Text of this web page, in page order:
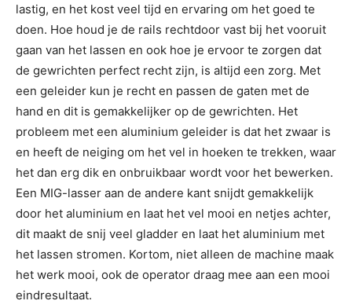
lastig, en het kost veel tijd en ervaring om het goed te
doen. Hoe houd je de rails rechtdoor vast bij het vooruit
gaan van het lassen en ook hoe je ervoor te zorgen dat
de gewrichten perfect recht zijn, is altijd een zorg. Met
een geleider kun je recht en passen de gaten met de
hand en dit is gemakkelijker op de gewrichten. Het
probleem met een aluminium geleider is dat het zwaar is
en heeft de neiging om het vel in hoeken te trekken, waar
het dan erg dik en onbruikbaar wordt voor het bewerken.
Een MIG-lasser aan de andere kant snijdt gemakkelijk
door het aluminium en laat het vel mooi en netjes achter,
dit maakt de snij veel gladder en laat het aluminium met
het lassen stromen. Kortom, niet alleen de machine maak
het werk mooi, ook de operator draag mee aan een mooi
eindresultaat.